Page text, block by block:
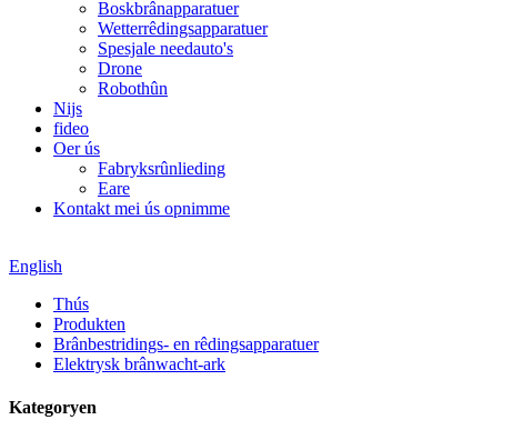
Boskbrânapparatuer
Wetterrêdingsapparatuer
Spesjale needauto's
Drone
Robothûn
Nijs
fideo
Oer ús
Fabryksrûnlieding
Eare
Kontakt mei ús opnimme
English
Thús
Produkten
Brânbestridings- en rêdingsapparatuer
Elektrysk brânwacht-ark
Kategoryen